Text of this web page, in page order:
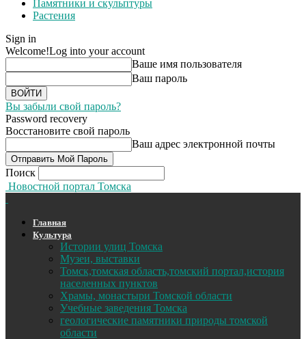
Памятники и скульптуры
Растения
Sign in
Welcome!Log into your account
Ваше имя пользователя
Ваш пароль
Вы забыли свой пароль?
Password recovery
Восстановите свой пароль
Ваш адрес электронной почты
Поиск
Новостной портал Томска
Главная
Культура
Истории улиц Томска
Музеи, выставки
Томск,томская область,томский портал,история
населенных пунктов
Храмы, монастыри Томской области
Учебные заведения Томска
геологические памятники природы томской
области